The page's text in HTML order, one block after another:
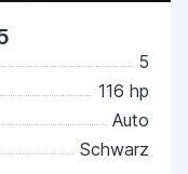
5
116 hp
Auto
Schwarz